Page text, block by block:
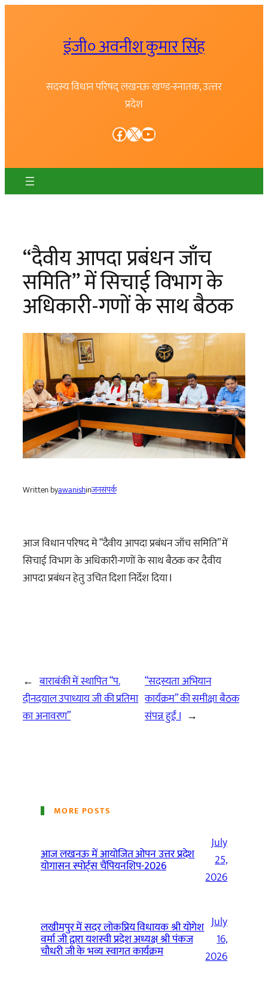
इंजी० अवनीश कुमार सिंह
सदस्य विधान परिषद् लखनऊ खण्ड-स्नातक, उत्त्तर
प्रदेश
Facebook X YouTube
“दैवीय आपदा प्रबंधन जाँच
समिति” में सिचाई विभाग के
अधिकारी-गणों के साथ बैठक
Written byawanishinजनसंपर्क
आज विधान परिषद मे “दैवीय आपदा प्रबंधन जाँच समिति” में
सिचाई विभाग के अधिकारी-गणों के साथ बैठक कर दैवीय
आपदा प्रबंधन हेतु उचित दिशा निर्देश दिया I
← बाराबंकी में स्थापित “प.
दीनदयाल उपाध्याय जी की प्रतिमा
का अनावरण”
“सदस्यता अभियान
कार्यक्रम” की समीक्षा बैठक
संपन्न हुईं I →
MORE POSTS
आज लखनऊ में आयोजित ओपन उत्तर प्रदेश
योगासन स्पोर्ट्स चैंपियनशिप-2026
July
25,
2026
लखीमपुर में सदर लोकप्रिय विधायक श्री योगेश
वर्मा जी द्वारा यशस्वी प्रदेश अध्यक्ष श्री पंकज
चौधरी जी के भव्य स्वागत कार्यक्रम
July
16,
2026